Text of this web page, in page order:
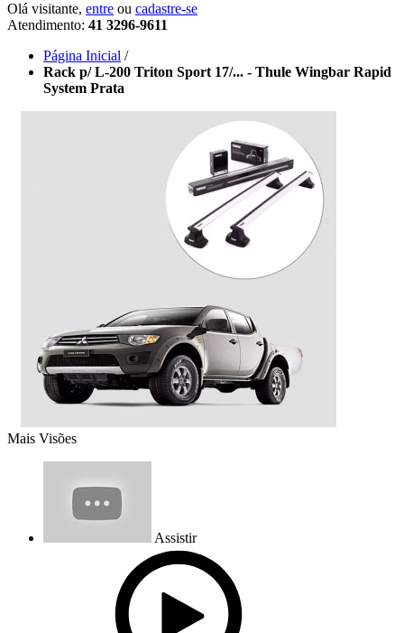
Olá visitante, entre ou cadastre-se
Atendimento: 41 3296-9611
Página Inicial /
Rack p/ L-200 Triton Sport 17/... - Thule Wingbar Rapid
System Prata
Mais Visões
Assistir